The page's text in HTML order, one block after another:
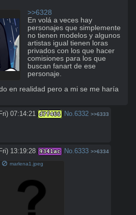
>>6328
En volá a veces hay
personajes que simplemente
no tienen modelos y algunos
artistas igual tienen loras
privados con los que hacer
comisiones para los que
buscan fanart de ese
personaje.
en realidad pero a mi se me haría
07:14:21 d7f466 No. 6332 >>6333
13:19:28 9341ac No. 6333 >>6334
marlena1.jpeg